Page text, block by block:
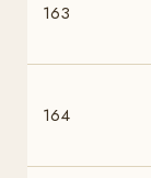
163
164